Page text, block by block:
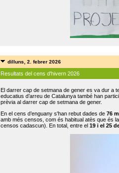
dilluns, 2. febrer 2026
Resultats del cens d'hivern 2026
El darrer cap de setmana de gener es va dur a
educatius d’arreu de Catalunya també han
prèvia al darrer cap de setmana de gener.
En el cens d’enguany s'han rebut dades de 76
amb més censos, com és habitual atès que és
censos cadascun). En total, entre el 19 i el 25